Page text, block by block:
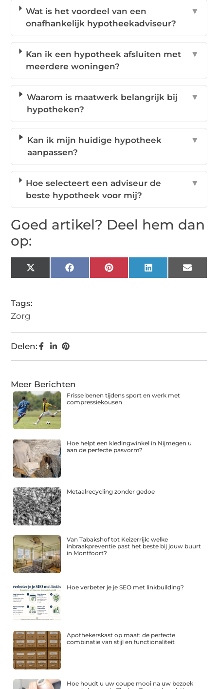
Wat is het voordeel van een
onafhankelijk hypotheekadviseur?
▼
Kan ik een hypotheek afsluiten met
meerdere woningen?
▼
Waarom is maatwerk belangrijk bij
hypotheken?
▼
Kan ik mijn huidige hypotheek
aanpassen?
▼
Hoe selecteert een adviseur de
beste hypotheek voor mij?
▼
Goed artikel? Deel hem dan
op:
X
(Twitter)
FacebookPinterestLinkedIn Email
Tags:
Zorg
Delen:
Meer Berichten
Frisse benen tijdens sport en werk met
compressiekousen
Hoe helpt een kledingwinkel in Nijmegen u
aan de perfecte pasvorm?
Metaalrecycling zonder gedoe
Van Tabakshof tot Keizerrijk: welke
inbraakpreventie past het beste bij jouw buurt
in Montfoort?
Hoe verbeter je je SEO met linkbuilding?
Apothekerskast op maat: de perfecte
combinatie van stijl en functionaliteit
Hoe houdt u uw coupe mooi na uw bezoek